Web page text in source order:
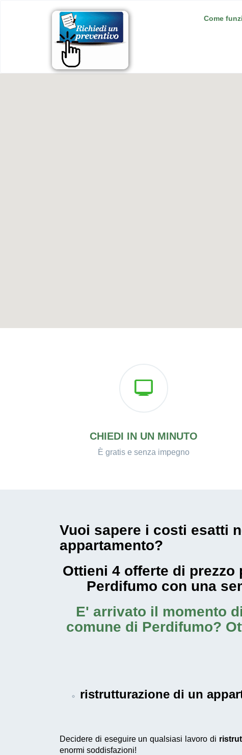
Come
CHIEDI IN UN MINUTO
È gratis e senza impegno
Vuoi sapere i costi esatti
appartamento?
Ottieni 4 offerte di
Perdifumo con una
E' arrivato il momento
comune di Perdifumo?
ristrutturazione di un
Decidere di eseguire un qualsiasi lavoro di
enormi soddisfazioni!